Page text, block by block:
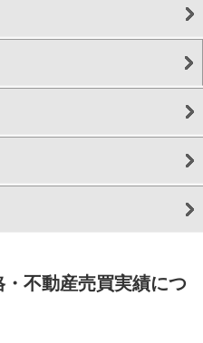
不動産売買実績につ